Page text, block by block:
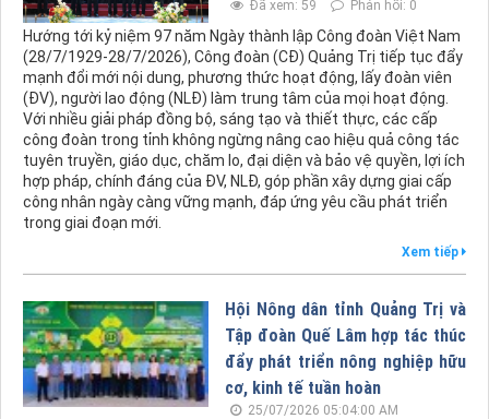
Đã xem: 59
Phản hồi: 0
Hướng tới kỷ niệm 97 năm Ngày thành lập Công đoàn Việt Nam
(28/7/1929-28/7/2026), Công đoàn (CĐ) Quảng Trị tiếp tục đẩy
mạnh đổi mới nội dung, phương thức hoạt động, lấy đoàn viên
(ĐV), người lao động (NLĐ) làm trung tâm của mọi hoạt động.
Với nhiều giải pháp đồng bộ, sáng tạo và thiết thực, các cấp
công đoàn trong tỉnh không ngừng nâng cao hiệu quả công tác
tuyên truyền, giáo dục, chăm lo, đại diện và bảo vệ quyền, lợi ích
hợp pháp, chính đáng của ĐV, NLĐ, góp phần xây dựng giai cấp
công nhân ngày càng vững mạnh, đáp ứng yêu cầu phát triển
trong giai đoạn mới.
Xem tiếp
Hội Nông dân tỉnh Quảng Trị và
Tập đoàn Quế Lâm hợp tác thúc
đẩy phát triển nông nghiệp hữu
cơ, kinh tế tuần hoàn
25/07/2026 05:04:00 AM